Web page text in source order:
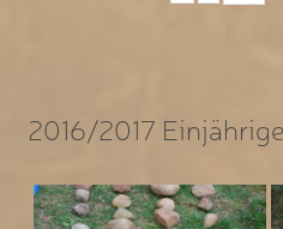
2016/2017